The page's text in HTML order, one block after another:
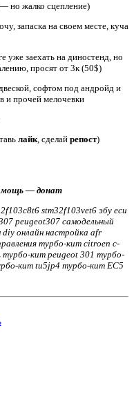
но жалко сцепление)
запаска на своем месте, куча
заехать на диностенд, но
просят от 3к (50$)
софтом под андройд и
и прочей мелочевки
лайк, сделай репост)
— донат
stm32f103vet6 эбу ecu
peugeot307 самодельный
diy онлайн настройка afr
турбо-кит citroen c-
кит peugeot 301 турбо-
кит tu5jp4 турбо-кит EC5